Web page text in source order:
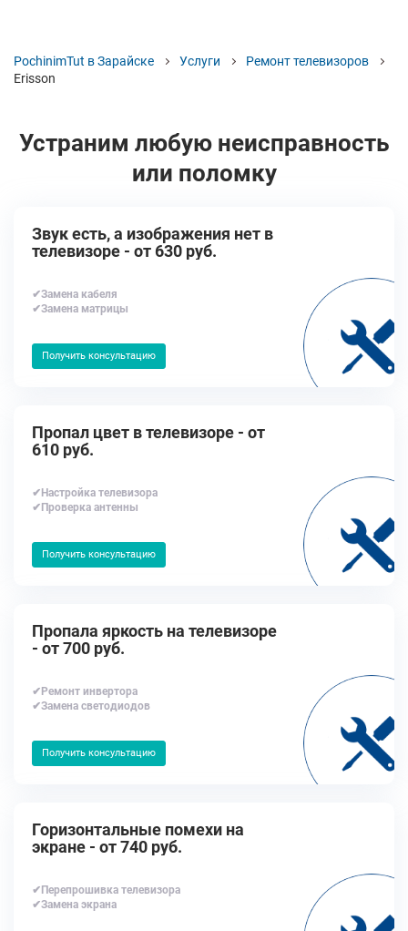
PochinimTut в Зарайске Услуги
Ремонт телевизоров
Erisson
Устраним любую неисправность
или поломку
Звук есть, а изображения нет в
телевизоре - от 630 руб.
✔Замена кабеля
✔Замена матрицы
Получить консультацию
Пропал цвет в телевизоре - от
610 руб.
✔Настройка телевизора
✔Проверка антенны
Получить консультацию
Пропала яркость на телевизоре
- от 700 руб.
✔Ремонт инвертора
✔Замена светодиодов
Получить консультацию
Горизонтальные помехи на
экране - от 740 руб.
✔Перепрошивка телевизора
✔Замена экрана